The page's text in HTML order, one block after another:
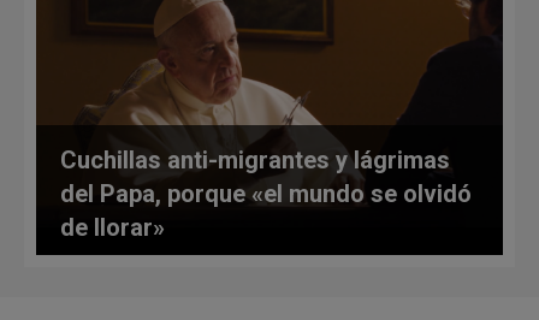
Cuchillas anti-migrantes y lágrimas
del Papa, porque «el mundo se olvidó
de llorar»